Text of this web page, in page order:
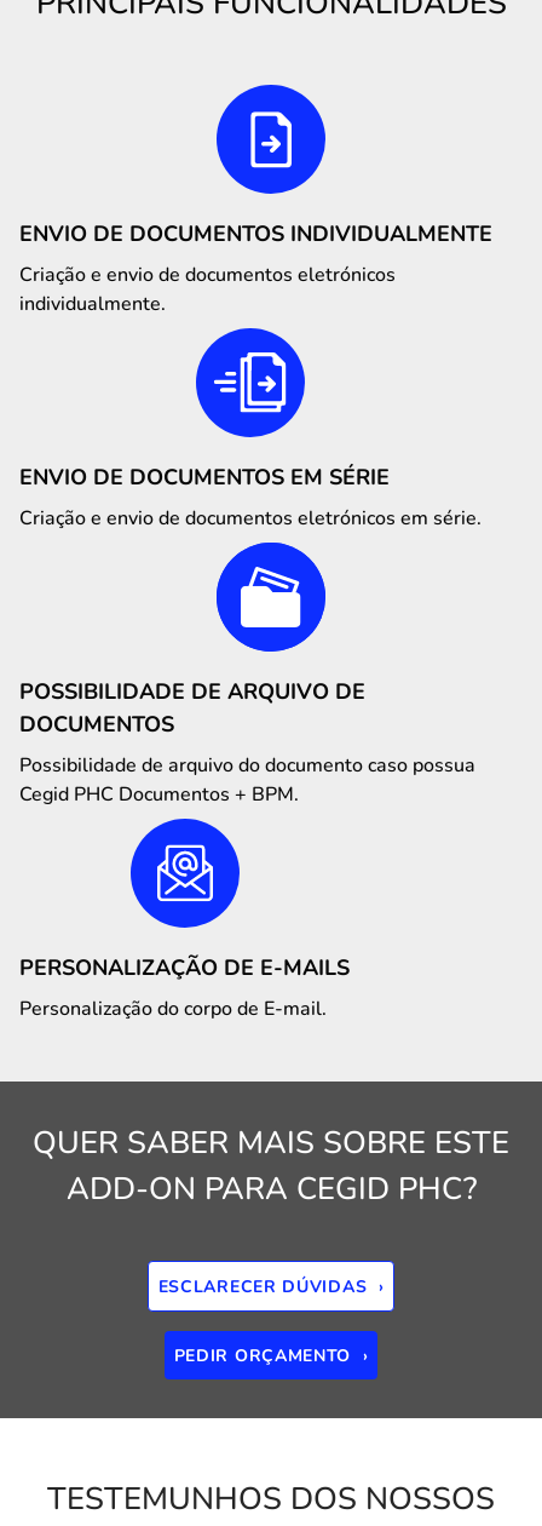
ENVIO DE DOCUMENTOS INDIVIDUALMENTE
Criação e envio de documentos eletrónicos
individualmente.
ENVIO DE DOCUMENTOS EM SÉRIE
Criação e envio de documentos eletrónicos em série.
POSSIBILIDADE DE ARQUIVO DE
DOCUMENTOS
Possibilidade de arquivo do documento caso possua
Cegid PHC Documentos + BPM.
PERSONALIZAÇÃO DE E-MAILS
Personalização do corpo de E-mail.
QUER SABER MAIS SOBRE ESTE
ADD-ON PARA CEGID PHC?
ESCLARECER DÚVIDAS ›
PEDIR ORÇAMENTO ›
TESTEMUNHOS DOS NOSSOS